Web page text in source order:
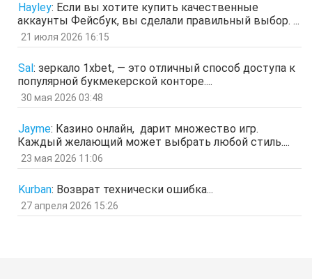
ащрд
отв. цит.
Гость
отв. цит.
Гость
ЗОл
отв. цит.
Гость 5 мар 2026, 12:20
оЭЬЧ
SPPS 2 мар 2026, 16:19
ау, есть кто живой здесь?)
Гость
Hayley: Если вы хотите купить качественные
аккаунты Фейсбук, вы сделали правильный выбор. ...
21 июля 2026 16:15
Sal : зеркало 1xbet, — это отличный способ доступа к
популярной букмекерской конторе....
30 мая 2026 03:48
Jayme: Казино онлайн, дарит множество игр.
Каждый желающий может выбрать любой стиль....
23 мая 2026 11:06
Kurban: Возврат технически ошибка...
27 апреля 2026 15:26